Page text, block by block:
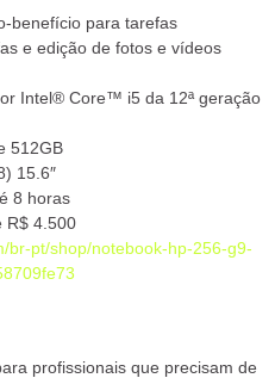
benefício para tarefas
e edição de fotos e vídeos
Intel® Core™ i5 da 12ª geração
512GB
15.6″
8 horas
R$ 4.500
br-pt/shop/notebook-hp-256-g9-
profissionais que precisam de